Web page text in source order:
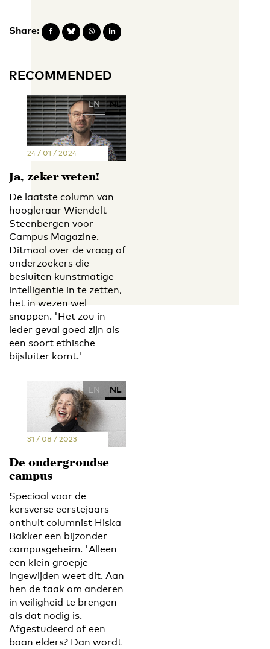
Share:
RECOMMENDED
EN NL
24 / 01 / 2024
Ja, zeker weten!
De laatste column van
hoogleraar Wiendelt
Steenbergen voor
Campus Magazine.
Ditmaal over de vraag of
onderzoekers die
besluiten kunstmatige
intelligentie in te zetten,
het in wezen wel
snappen. 'Het zou in
ieder geval goed zijn als
een soort ethische
bijsluiter komt.'
EN NL
31 / 08 / 2023
De ondergrondse
campus
Speciaal voor de
kersverse eerstejaars
onthult columnist Hiska
Bakker een bijzonder
campusgeheim. 'Alleen
een klein groepje
ingewijden weet dit. Aan
hen de taak om anderen
in veiligheid te brengen
als dat nodig is.
Afgestudeerd of een
baan elders? Dan wordt